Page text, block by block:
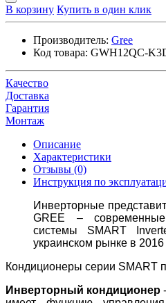
В корзину Купить в один клик
Производитель: Gree
Код товара: GWH12QC-
Качество
Доставка
Гарантия
Монтаж
Описание
Характеристики
Отзывы (0)
Инструкция по
Инверторные
GREE –
системы SMART
украинском рынке в 2016
Кондиционеры серии SMART
Инверторный кондиционер